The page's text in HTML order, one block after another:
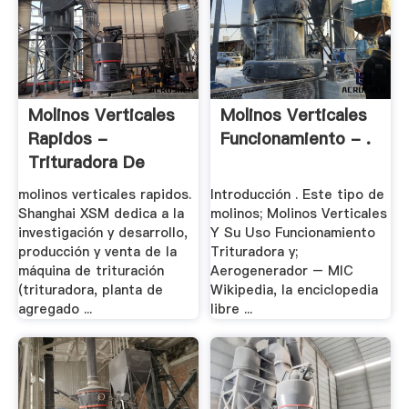
Molinos Verticales
Rapidos -
Trituradora De
Cono
molinos verticales rapidos.
Shanghai XSM dedica a la
investigación y desarrollo,
producción y venta de la
máquina de trituración
(trituradora, planta de
agregado ...
Molinos Verticales
Funcionamiento - .
Introducción . Este tipo de
molinos; Molinos Verticales
Y Su Uso Funcionamiento
Trituradora y;
Aerogenerador – MIC
Wikipedia, la enciclopedia
libre ...